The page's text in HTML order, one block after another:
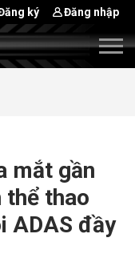
ký Đăng nhập
mắt gần
thể thao
ADAS đầy